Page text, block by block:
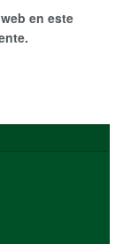
en este